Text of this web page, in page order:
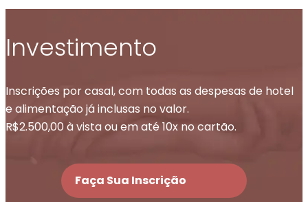
Investimento
Inscrições por casal, com todas as despesas de hotel
e alimentação já inclusas no valor.
R$2.500,00 à vista ou em até 10x no cartão.
Faça Sua Inscrição